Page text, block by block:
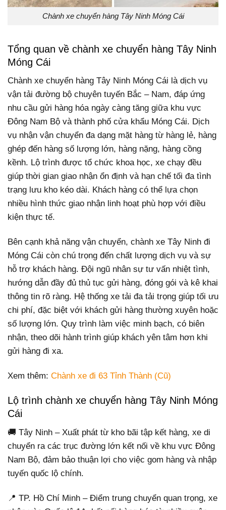
Chành xe chuyển hàng Tây Ninh Móng Cái
Tổng quan về chành xe chuyển hàng Tây Ninh
Móng Cái
Chành xe chuyển hàng Tây Ninh Móng Cái là dịch vụ
vận tải đường bộ chuyên tuyến Bắc – Nam, đáp ứng
nhu cầu gửi hàng hóa ngày càng tăng giữa khu vực
Đông Nam Bộ và thành phố cửa khẩu Móng Cái. Dịch
vụ nhận vận chuyển đa dạng mặt hàng từ hàng lẻ, hàng
ghép đến hàng số lượng lớn, hàng nặng, hàng cồng
kềnh. Lộ trình được tổ chức khoa học, xe chạy đều
giúp thời gian giao nhận ổn định và hạn chế tối đa tình
trạng lưu kho kéo dài. Khách hàng có thể lựa chọn
nhiều hình thức giao nhận linh hoạt phù hợp với điều
kiện thực tế.
Bên cạnh khả năng vận chuyển, chành xe Tây Ninh đi
Móng Cái còn chú trọng đến chất lượng dịch vụ và sự
hỗ trợ khách hàng. Đội ngũ nhân sự tư vấn nhiệt tình,
hướng dẫn đầy đủ thủ tục gửi hàng, đóng gói và kê khai
thông tin rõ ràng. Hệ thống xe tải đa tải trọng giúp tối ưu
chi phí, đặc biệt với khách gửi hàng thường xuyên hoặc
số lượng lớn. Quy trình làm việc minh bạch, có biên
nhận, theo dõi hành trình giúp khách yên tâm hơn khi
gửi hàng đi xa.
Xem thêm: Chành xe đi 63 Tỉnh Thành (Cũ)
Lộ trình chành xe chuyển hàng Tây Ninh Móng
Cái
🚚 Tây Ninh – Xuất phát từ kho bãi tập kết hàng, xe di
chuyển ra các trục đường lớn kết nối về khu vực Đông
Nam Bộ, đảm bảo thuận lợi cho việc gom hàng và nhập
tuyến quốc lộ chính.
📍 TP. Hồ Chí Minh – Điểm trung chuyển quan trọng, xe